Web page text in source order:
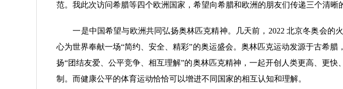
范。我此次访问希腊等四个欧洲国家，希望向希腊和欧洲的朋友们传递三个清晰
一是中国希望与欧洲共同弘扬奥林匹克精神。几天前，2022 北京冬奥会的
心为世界奉献一场“简约、安全、精彩”的奥运盛会。奥林匹克运动发源于古希
扬“团结友爱、公平竞争、相互理解”的奥林匹克精神，一起开创人类更高、更
制。而健康公平的体育运动恰恰可以增进不同国家的相互认知和理解。